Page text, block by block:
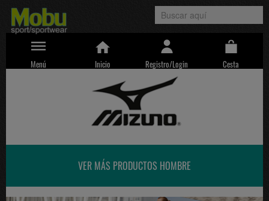
Menú Inicio Registro/Login Cesta
VER MÁS PRODUCTOS HOMBRE